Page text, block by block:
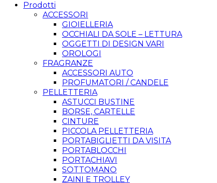
Prodotti
ACCESSORI
GIOIELLERIA
OCCHIALI DA SOLE – LETTURA
OGGETTI DI DESIGN VARI
OROLOGI
FRAGRANZE
ACCESSORI AUTO
PROFUMATORI / CANDELE
PELLETTERIA
ASTUCCI BUSTINE
BORSE, CARTELLE
CINTURE
PICCOLA PELLETTERIA
PORTABIGLIETTI DA VISITA
PORTABLOCCHI
PORTACHIAVI
SOTTOMANO
ZAINI E TROLLEY